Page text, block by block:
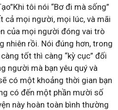
tôi nói “Bơ đi mà sống”
cả mọi người, mọi lúc, và mãi
của mọi người đóng vai trò
nhiên rồi. Nói đúng hơn, trong
tốt thì càng “kỳ cục” đối
người mà bạn yêu quý và
có một khoảng thời gian bạn
có đến một phần mười số
này hoàn toàn bình thường